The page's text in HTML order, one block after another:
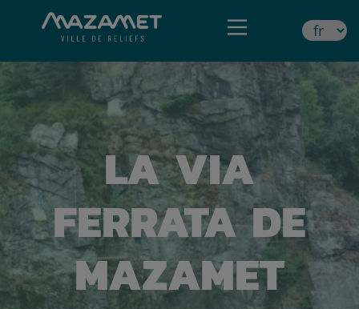
LA VIA
FERRATA DE
MAZAMET